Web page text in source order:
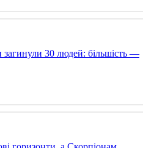
30 людей: більшість —